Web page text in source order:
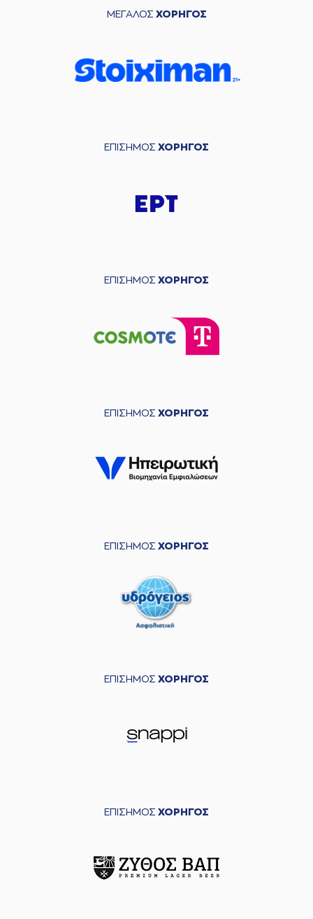
ΜΕΓΑΛΟΣ ΧΟΡΗΓΟΣ
ΕΠΙΣΗΜΟΣ ΧΟΡΗΓΟΣ
ΕΠΙΣΗΜΟΣ ΧΟΡΗΓΟΣ
ΕΠΙΣΗΜΟΣ ΧΟΡΗΓΟΣ
ΕΠΙΣΗΜΟΣ ΧΟΡΗΓΟΣ
ΕΠΙΣΗΜΟΣ ΧΟΡΗΓΟΣ
ΕΠΙΣΗΜΟΣ ΧΟΡΗΓΟΣ